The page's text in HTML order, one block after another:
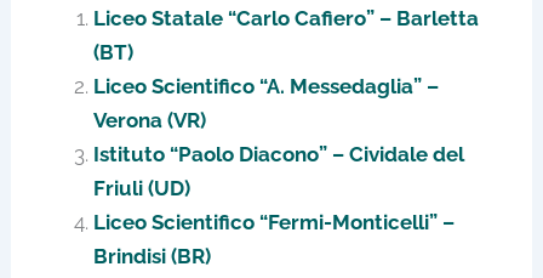
Liceo Statale “Carlo Cafiero” – Barletta
(BT)
Liceo Scientifico “A. Messedaglia” –
Verona (VR)
Istituto “Paolo Diacono” – Cividale del
Friuli (UD)
Liceo Scientifico “Fermi-Monticelli” –
Brindisi (BR)